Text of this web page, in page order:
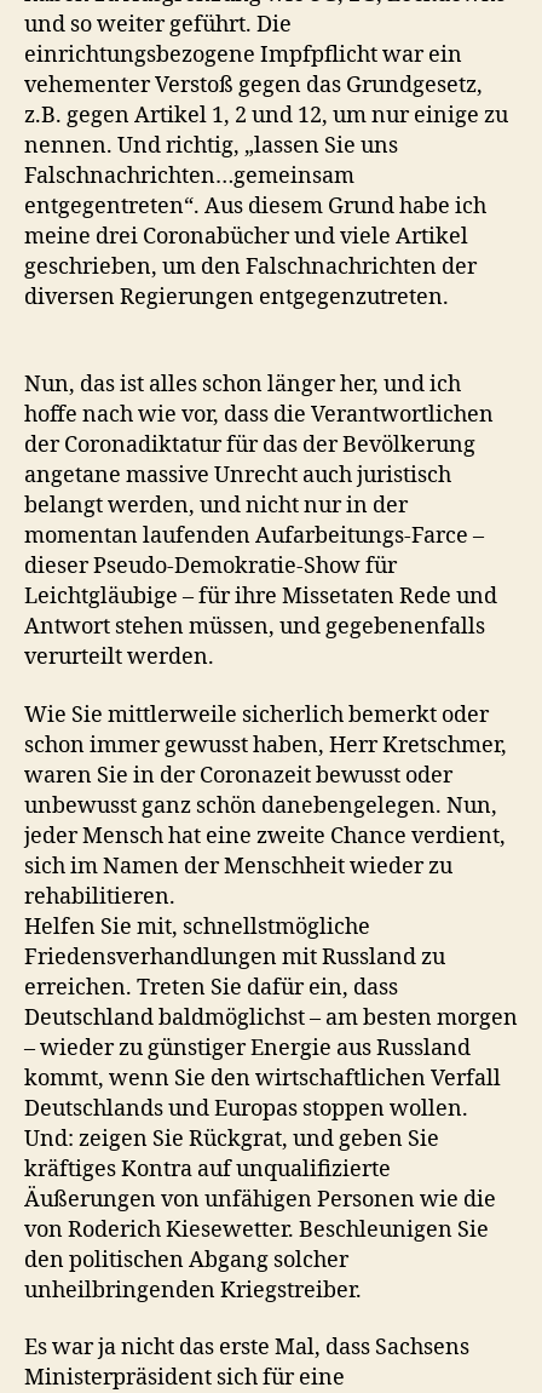
und so weiter geführt. Die
einrichtungsbezogene Impfpflicht war ein
vehementer Verstoß gegen das Grundgesetz,
z.B. gegen Artikel 1, 2 und 12, um nur einige zu
nennen. Und richtig, „lassen Sie uns
Falschnachrichten…gemeinsam
entgegentreten“. Aus diesem Grund habe ich
meine drei Coronabücher und viele Artikel
geschrieben, um den Falschnachrichten der
diversen Regierungen entgegenzutreten.
Nun, das ist alles schon länger her, und ich
hoffe nach wie vor, dass die Verantwortlichen
der Coronadiktatur für das der Bevölkerung
angetane massive Unrecht auch juristisch
belangt werden, und nicht nur in der
momentan laufenden Aufarbeitungs-Farce –
dieser Pseudo-Demokratie-Show für
Leichtgläubige – für ihre Missetaten Rede und
Antwort stehen müssen, und gegebenenfalls
verurteilt werden.
Wie Sie mittlerweile sicherlich bemerkt oder
schon immer gewusst haben, Herr Kretschmer,
waren Sie in der Coronazeit bewusst oder
unbewusst ganz schön danebengelegen. Nun,
jeder Mensch hat eine zweite Chance verdient,
sich im Namen der Menschheit wieder zu
rehabilitieren.
Helfen Sie mit, schnellstmögliche
Friedensverhandlungen mit Russland zu
erreichen. Treten Sie dafür ein, dass
Deutschland baldmöglichst – am besten morgen
– wieder zu günstiger Energie aus Russland
kommt, wenn Sie den wirtschaftlichen Verfall
Deutschlands und Europas stoppen wollen.
Und: zeigen Sie Rückgrat, und geben Sie
kräftiges Kontra auf unqualifizierte
Äußerungen von unfähigen Personen wie die
von Roderich Kiesewetter. Beschleunigen Sie
den politischen Abgang solcher
unheilbringenden Kriegstreiber.
Es war ja nicht das erste Mal, dass Sachsens
Ministerpräsident sich für eine